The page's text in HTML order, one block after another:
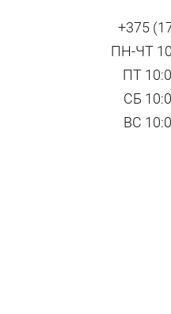
+375
ПН-ЧТ
ПТ
СБ
ВС